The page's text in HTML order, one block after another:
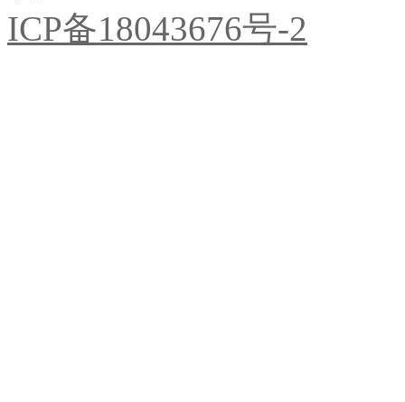
ICP备18043676号-2